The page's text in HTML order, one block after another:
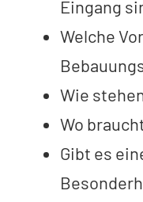
Eingang
Welche
Wie
Wo
Gibt es